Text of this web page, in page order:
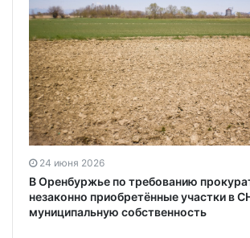
24 июня 2026
В Оренбуржье по требованию
незаконно приобретённые участки в
муниципальную собственность